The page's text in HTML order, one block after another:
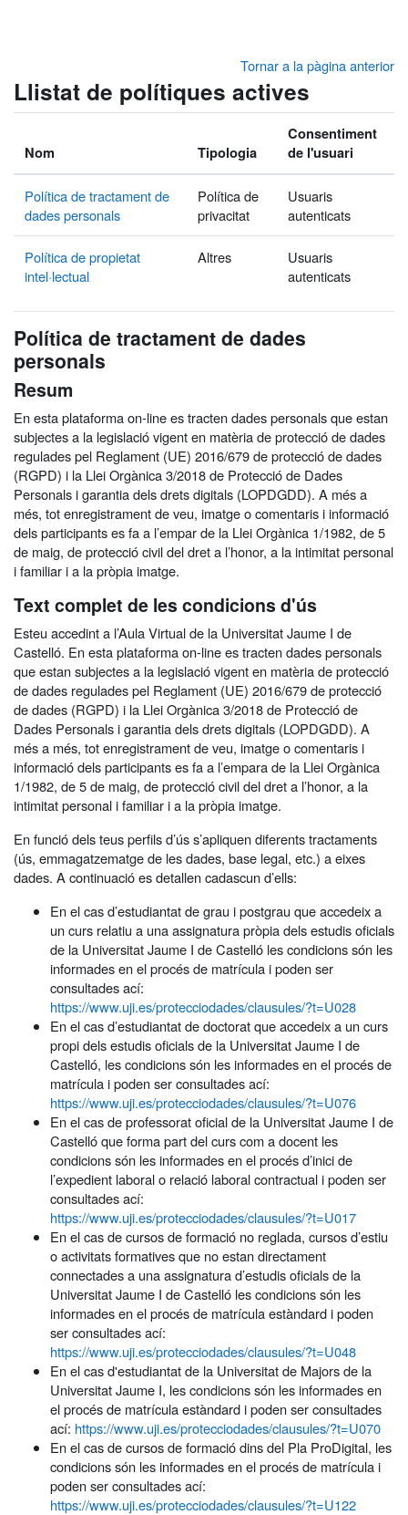
Tornar a la pàgina anterior
Llistat de polítiques actives
Nom Tipologia
Consentiment
de l'usuari
Política de tractament de
dades personals
Política de
privacitat
Usuaris
autenticats
Política de propietat
intel·lectual
Altres
Usuaris
autenticats
Política de tractament de dades
personals
Resum
En esta plataforma on-line es tracten dades personals que estan
subjectes a la legislació vigent en matèria de protecció de dades
regulades pel Reglament (UE) 2016/679 de protecció de dades
(RGPD) i la Llei Orgànica 3/2018 de Protecció de Dades
Personals i garantia dels drets digitals (LOPDGDD). A més a
més, tot enregistrament de veu, imatge o comentaris i informació
dels participants es fa a l’empar de la Llei Orgànica 1/1982, de 5
de maig, de protecció civil del dret a l’honor, a la intimitat personal
i familiar i a la pròpia imatge.
Text complet de les condicions d'ús
Esteu accedint a l’Aula Virtual de la Universitat Jaume I de
Castelló. En esta plataforma on-line es tracten dades personals
que estan subjectes a la legislació vigent en matèria de protecció
de dades regulades pel Reglament (UE) 2016/679 de protecció
de dades (RGPD) i la Llei Orgànica 3/2018 de Protecció de
Dades Personals i garantia dels drets digitals (LOPDGDD). A
més a més, tot enregistrament de veu, imatge o comentaris i
informació dels participants es fa a l’empara de la Llei Orgànica
1/1982, de 5 de maig, de protecció civil del dret a l’honor, a la
intimitat personal i familiar i a la pròpia imatge.
En funció dels teus perfils d’ús s’apliquen diferents tractaments
(ús, emmagatzematge de les dades, base legal, etc.) a eixes
dades. A continuació es detallen cadascun d’ells:
En el cas d’estudiantat de grau i postgrau que accedeix a
un curs relatiu a una assignatura pròpia dels estudis oficials
de la Universitat Jaume I de Castelló les condicions són les
informades en el procés de matrícula i poden ser
consultades ací:
https://www.uji.es/protecciodades/clausules/?t=U028
En el cas d’estudiantat de doctorat que accedeix a un curs
propi dels estudis oficials de la Universitat Jaume I de
Castelló, les condicions són les informades en el procés de
matrícula i poden ser consultades ací:
https://www.uji.es/protecciodades/clausules/?t=U076
En el cas de professorat oficial de la Universitat Jaume I de
Castelló que forma part del curs com a docent les
condicions són les informades en el procés d’inici de
l’expedient laboral o relació laboral contractual i poden ser
consultades ací:
https://www.uji.es/protecciodades/clausules/?t=U017
En el cas de cursos de formació no reglada, cursos d’estiu
o activitats formatives que no estan directament
connectades a una assignatura d’estudis oficials de la
Universitat Jaume I de Castelló les condicions són les
informades en el procés de matrícula estàndard i poden
ser consultades ací:
https://www.uji.es/protecciodades/clausules/?t=U048
En el cas d'estudiantat de la Universitat de Majors de la
Universitat Jaume I, les condicions són les informades en
el procés de matrícula estàndard i poden ser consultades
ací: https://www.uji.es/protecciodades/clausules/?t=U070
En el cas de cursos de formació dins del Pla ProDigital, les
condicions són les informades en el procés de matrícula i
poden ser consultades ací:
https://www.uji.es/protecciodades/clausules/?t=U122